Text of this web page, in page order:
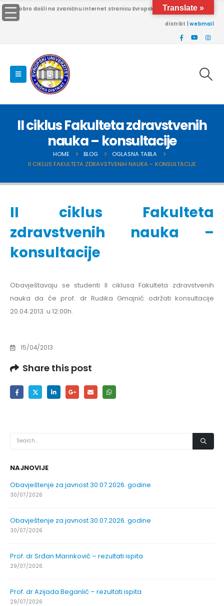
Dobro došli na zvaničnu internet stranicu Evropskog univerziteta Brčko
distrikt |webmail
II ciklus Fakulteta zdravstvenih
nauka – konsultacije
HOME BLOG
OGLASNA TABLA
II CIKLUS FAKULTETA ZDRAVSTVENIH NAUKA – KONSULTACIJE
II ciklus Fakulteta
zdravstvenih nauka –
konsultacije
Obavještavaju se studenti II ciklusa Fakulteta zdravstvenih
nauka da će prof. dr Rudika Gmajnić održati konsultacije
20.04.2013. u 12:00h.
15/04/2013
Share this post
NAJNOVIJE
Obavještenje za javnost 30.07.2026. godine
30/07/2026
Obavještenje za javnost 30.07.2026. godine
30/07/2026
Prof. dr Srđan Marinković – rezultati ispita
29/07/2026
Prof. dr Azijada Beganlić – rezultati ispita
29/07/2026
Translate »